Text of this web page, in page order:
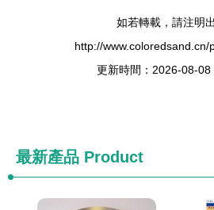
如若轉載，請注明
http://www.coloredsand.cn/
更新時間：2026-08-08
最新產品 Product